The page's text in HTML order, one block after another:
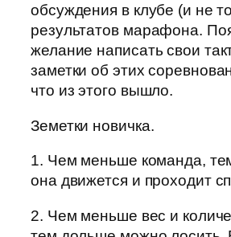
обсуждения в клубе (и не
результатов марафона.
желание написать свои
заметки об этих
что из этого вышло.
Земетки новичка.
1. Чем меньше команда,
она движется и проходит
2. Чем меньше вес и